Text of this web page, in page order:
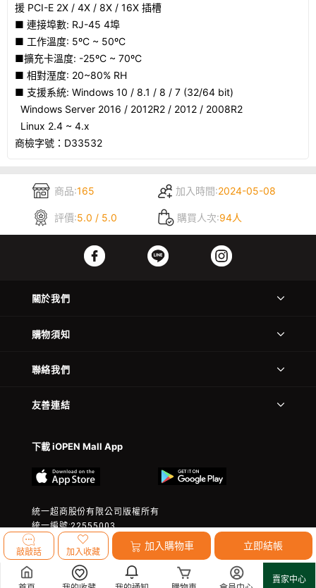
賣家中心
敲敲話 加入收藏
加入購物車 立即結帳
援 PCI-E 2X / 4X / 8X / 16X 插槽
■ 連接埠數: RJ-45 4埠
■ 工作溫度: 5ºC ~ 50ºC
■擴充卡溫度: -25ºC ~ 70ºC
■ 相對溼度: 20~80% RH
■ 支援系統: Windows 10 / 8.1 / 8 / 7 (32/64 bit)
Windows Server 2016 / 2012R2 / 2012 / 2008R2
Linux 2.4 ~ 4.x
商檢字號：D33532
商品:165 加入時間:2024-05-08
評價:5.0 / 5.0 購買人次:94人
關於我們
購物須知
聯絡我們
友善連結
下載 iOPEN Mall App
統一超商股份有限公司版權所有
統一編號:22555003
© 2023 President Chain Store Corp. All rights reserved.